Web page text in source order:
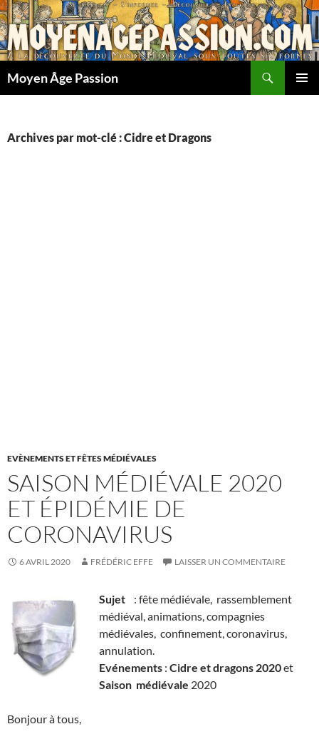
Aller
au
contenu
Moyen Âge Passion
Archives par mot-clé : Cidre et Dragons
EVÈNEMENTS ET FÊTES MÉDIÉVALES
SAISON MÉDIÉVALE 2020
ET ÉPIDÉMIE DE
CORONAVIRUS
6 AVRIL 2020 FRÉDÉRIC EFFE LAISSER UN COMMENTAIRE
Sujet
: fête médiévale, rassemblement
médiéval, animations, compagnies
médiévales, confinement, coronavirus,
annulation.
Evénements : Cidre et dragons 2020et
Saison médiévale 2020
Bonjour à tous,